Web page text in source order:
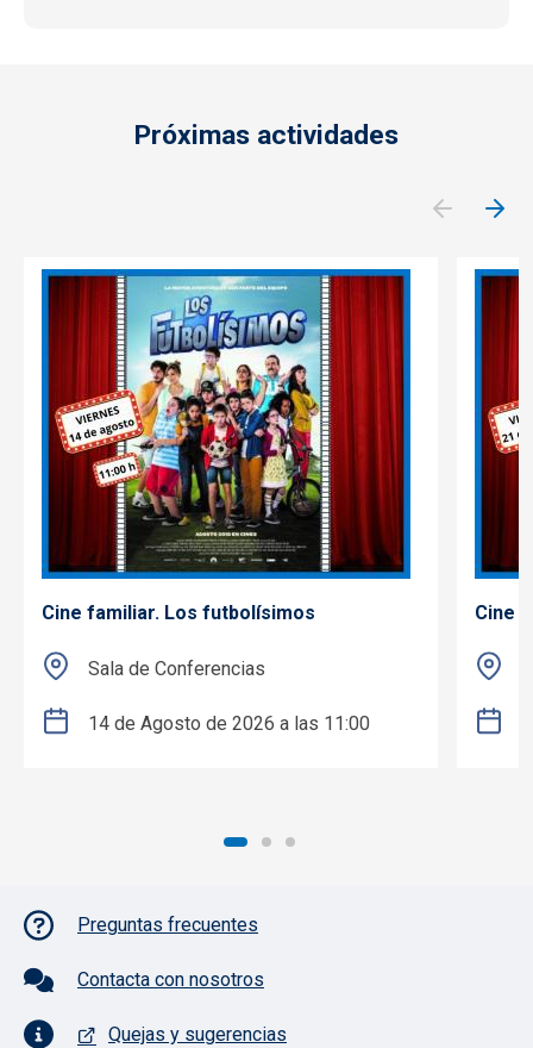
Próximas actividades
Cine familiar. Los futbolísimos
Sala de Conferencias
14 de Agosto de 2026 a las 11:00
Cine
Pie de página con iconos
Preguntas frecuentes
Contacta con nosotros
Quejas y sugerencias